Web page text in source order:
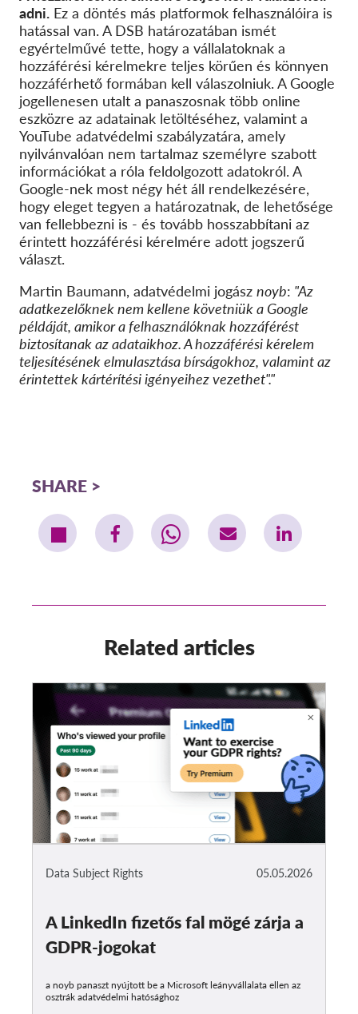
adni. Ez a döntés más platformok felhasználóira is
hatással van. A DSB határozatában ismét
egyértelművé tette, hogy a vállalatoknak a
hozzáférési kérelmekre teljes körűen és könnyen
hozzáférhető formában kell válaszolniuk. A Google
jogellenesen utalt a panaszosnak több online
eszközre az adatainak letöltéséhez, valamint a
YouTube adatvédelmi szabályzatára, amely
nyilvánvalóan nem tartalmaz személyre szabott
információkat a róla feldolgozott adatokról. A
Google-nek most négy hét áll rendelkezésére,
hogy eleget tegyen a határozatnak, de lehetősége
van fellebbezni is - és tovább hosszabbítani az
érintett hozzáférési kérelmére adott jogszerű
választ.
Martin Baumann, adatvédelmi jogász noyb: "Az
adatkezelőknek nem kellene követniük a Google
példáját, amikor a felhasználóknak hozzáférést
biztosítanak az adataikhoz. A hozzáférési kérelem
teljesítésének elmulasztása bírságokhoz, valamint az
érintettek kártérítési igényeihez vezethet"."
SHARE
Related articles
05.05.2026
Data Subject Rights
A LinkedIn fizetős fal mögé zárja a
GDPR-jogokat
a noyb panaszt nyújtott be a Microsoft leányvállalata ellen az
osztrák adatvédelmi hatósághoz